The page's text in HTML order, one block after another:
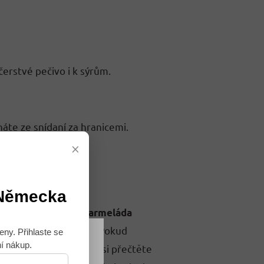
Souhlasím
pečivo i k sýrům.
ze snídaní za hranicemi.
jahodová marmeláda
k sýrům a masu. Pokud
z ovoce, ale i tak si přečtěte
×
Přihlaste se
nákup.